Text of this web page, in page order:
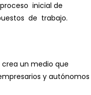
inicial de
de trabajo.
crea un medio que
y autónomos